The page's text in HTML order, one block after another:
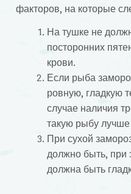
факторов, на которые
На тушке не
посторонних
крови.
Если рыба
ровную, гладкую
случае наличия
такую рыбу лучше
При сухой
должно быть, при
должна быть